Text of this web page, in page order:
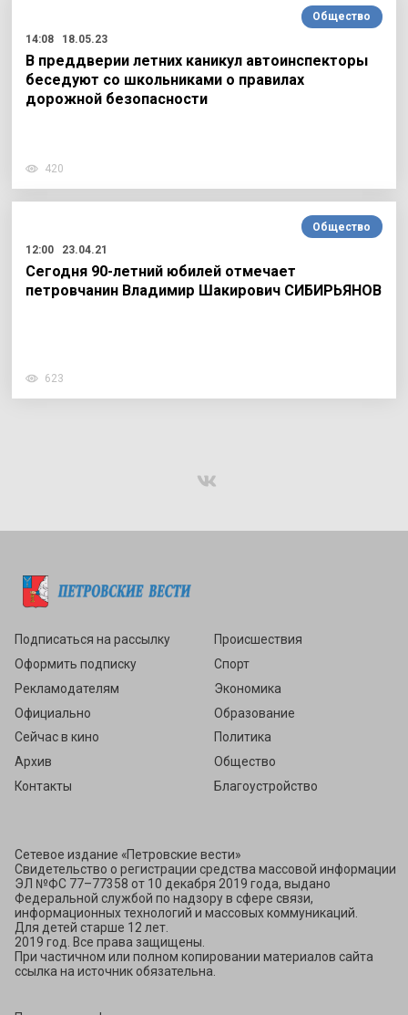
Общество
14:08
18.05.23
В преддверии летних каникул автоинспекторы
беседуют со школьниками о правилах
дорожной безопасности
420
Общество
12:00
23.04.21
Сегодня 90-летний юбилей отмечает
петровчанин Владимир Шакирович СИБИРЬЯНОВ
623
Подписаться на рассылку
Оформить подписку
Рекламодателям
Официально
Сейчас в кино
Архив
Контакты
Происшествия
Спорт
Экономика
Образование
Политика
Общество
Благоустройство
Сетевое издание «Петровские вести»
Свидетельство о регистрации средства массовой информации
ЭЛ №ФС 77–77358 от 10 декабря 2019 года, выдано
Федеральной службой по надзору в сфере связи,
информационных технологий и массовых коммуникаций.
Для детей старше 12 лет.
2019 год. Все права защищены.
При частичном или полном копировании материалов сайта
ссылка на источник обязательна.
Подписаться